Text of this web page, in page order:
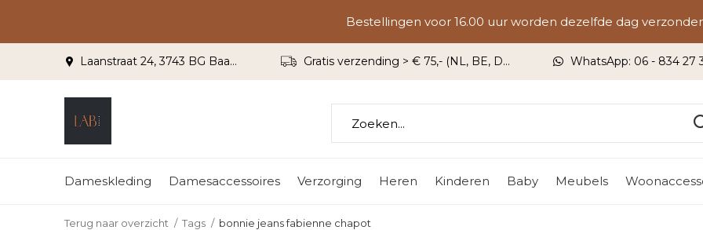
Dameskleding Damesaccessoires Verzorging Heren Kinderen Baby Meubels
Laanstraat 24, 3743 BG Baarn Gratis verzending > € 75,- (NL, BE, DU) WhatsApp: 06 - 834 27
Bestellingen voor 16.00 uur worden dezelfde dag
Terug naar overzicht Tags bonnie jeans fabienne chapot